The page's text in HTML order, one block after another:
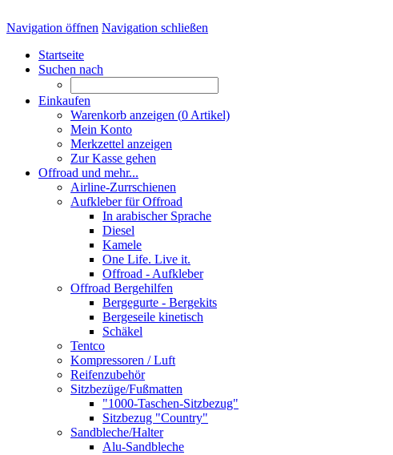
Navigation öffnen Navigation schließen
Startseite
Suchen nach
Einkaufen
Warenkorb anzeigen (0 Artikel)
Mein Konto
Merkzettel anzeigen
Zur Kasse gehen
Offroad und mehr...
Airline-Zurrschienen
Aufkleber für Offroad
In arabischer Sprache
Diesel
Kamele
One Life. Live it.
Offroad - Aufkleber
Offroad Bergehilfen
Bergegurte - Bergekits
Bergeseile kinetisch
Schäkel
Tentco
Kompressoren / Luft
Reifenzubehör
Sitzbezüge/Fußmatten
"1000-Taschen-Sitzbezug"
Sitzbezug "Country"
Sandbleche/Halter
Alu-Sandbleche